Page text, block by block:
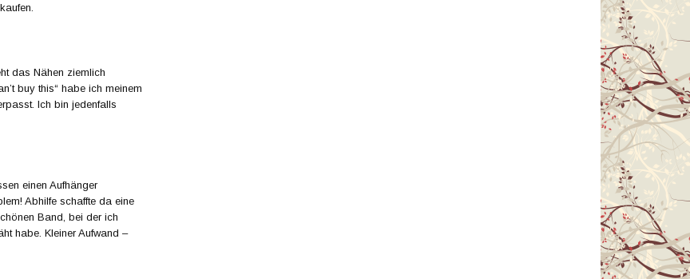
das Nähen ziemlich
buy this“ habe ich meinem
Ich bin jedenfalls
einen Aufhänger
Abhilfe schaffte da eine
Band, bei der ich
habe. Kleiner Aufwand –